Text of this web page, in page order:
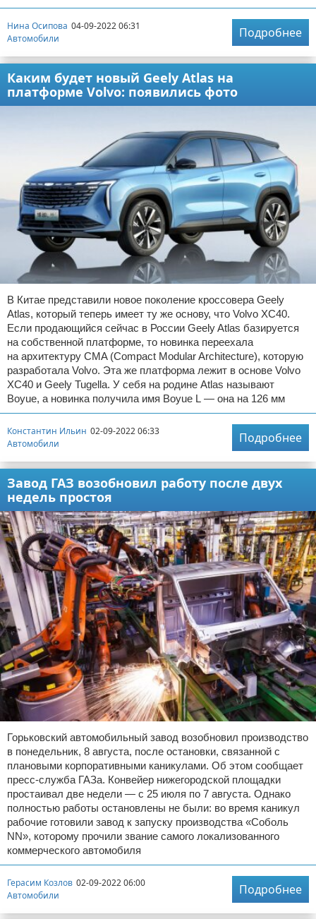
Нина Осипова 04-09-2022 06:31
Автомобили
Подробнее
Каким будет новый Geely Atlas на
платформе Volvo: появились фото
В Китае представили новое поколение кроссовера Geely
Atlas, который теперь имеет ту же основу, что Volvo XC40.
Если продающийся сейчас в России Geely Atlas базируется
на собственной платформе, то новинка переехала
на архитектуру CMA (Compact Modular Architecture), которую
разработала Volvo. Эта же платформа лежит в основе Volvo
XC40 и Geely Tugella. У себя на родине Atlas называют
Boyue, а новинка получила имя Boyue L — она на 126 мм
Константин Ильин 02-09-2022 06:33
Автомобили
Подробнее
Завод ГАЗ возобновил работу после двух
недель простоя
Горьковский автомобильный завод возобновил производство
в понедельник, 8 августа, после остановки, связанной с
плановыми корпоративными каникулами. Об этом сообщает
пресс-служба ГАЗа. Конвейер нижегородской площадки
простаивал две недели — с 25 июля по 7 августа. Однако
полностью работы остановлены не были: во время каникул
рабочие готовили завод к запуску производства «Соболь
NN», которому прочили звание самого локализованного
коммерческого автомобиля
Герасим Козлов 02-09-2022 06:00
Автомобили
Подробнее